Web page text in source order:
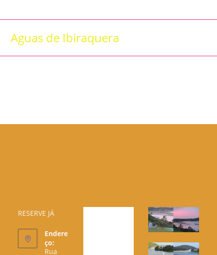
to
Aguas de Ibiraquera
RESERVE JÁ
Endere
ço:
Rua